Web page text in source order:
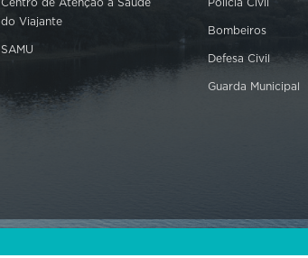
Centro de Atenção à Saúde
do Viajante
SAMU
Polícia Civil
Bombeiros
Defesa Civil
Guarda Municipal